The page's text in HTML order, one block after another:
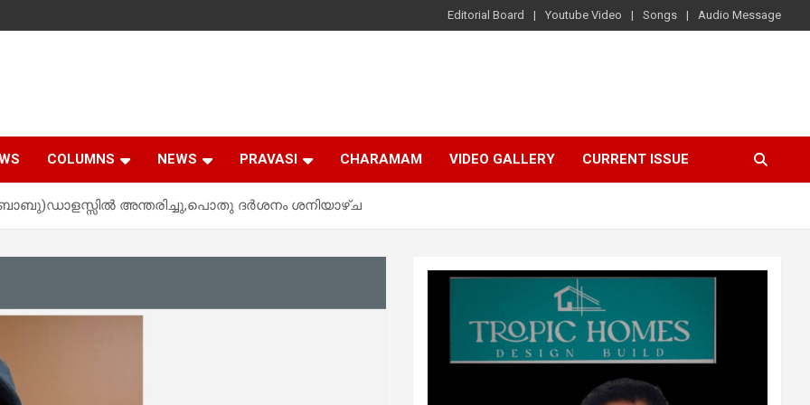
Editorial Board Youtube Video Songs Audio Message
COLUMNS NEWS PRAVASI CHARAMAM VIDEO GALLERY CURRENT ISSUE
അന്തരിച്ചു,പൊതു ദർശനം ശനിയാഴ്ച